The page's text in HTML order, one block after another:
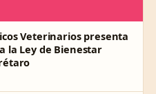
Veterinarios presenta
la Ley de Bienestar